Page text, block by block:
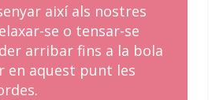
així als nostres
se o tensar-se
arribar fins a la bola
en aquest punt les